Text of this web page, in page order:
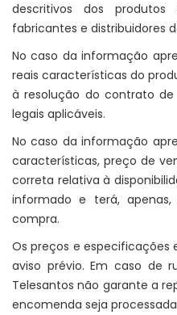
descritivos dos
fabricantes e distribuidores
No caso da informação
reais características do
à resolução do contrato
legais aplicáveis.
No caso da informação
características, preço de
correta relativa à
informado e terá,
compra.
Os preços e especificações
aviso prévio. Em caso de
Telesantos não garante a
encomenda seja